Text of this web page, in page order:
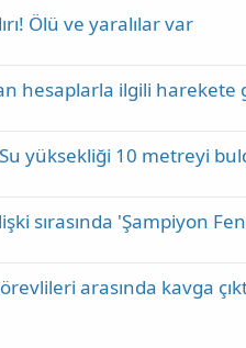
Ölü ve yaralılar var
hesaplarla ilgili harekete
yüksekliği 10 metreyi
sırasında 'Şampiyon
arasında kavga